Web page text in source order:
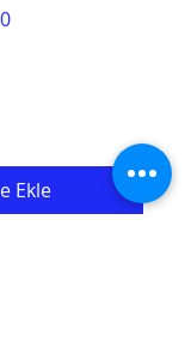
İndirimli
Ekle